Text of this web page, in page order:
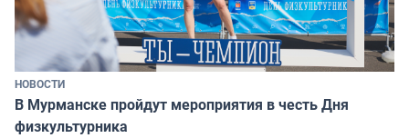
НОВОСТИ
В Мурманске пройдут мероприятия в честь Дня
физкультурника